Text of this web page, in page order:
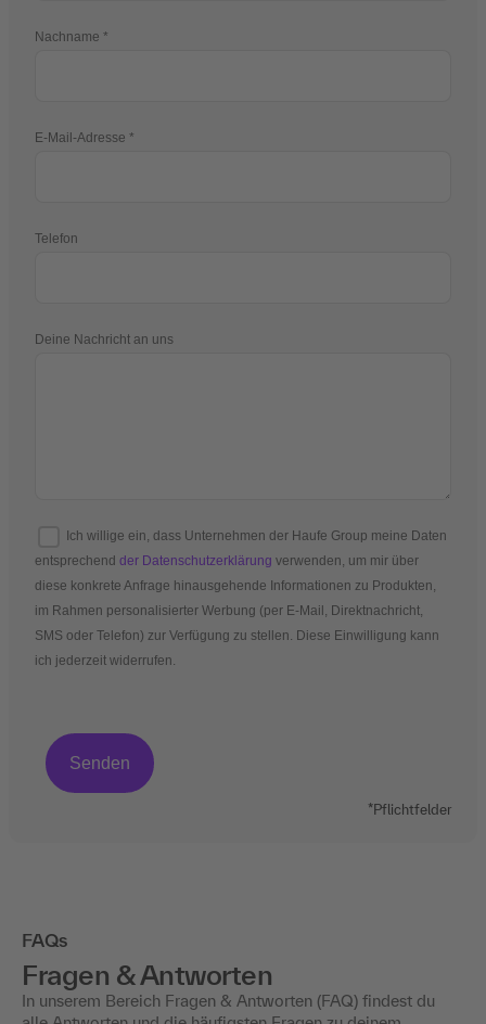
Nachname
E-Mail-Adresse
Telefon
Deine Nachricht an uns
Ich willige ein, dass Unternehmen der Haufe Group meine Daten
entsprechend der Datenschutzerklärung verwenden, um mir über
diese konkrete Anfrage hinausgehende Informationen zu Produkten,
im Rahmen personalisierter Werbung (per E-Mail, Direktnachricht,
SMS oder Telefon) zur Verfügung zu stellen. Diese Einwilligung kann
ich jederzeit widerrufen.
*Pflichtfelder
FAQs
Fragen & Antworten
In unserem Bereich Fragen & Antworten (FAQ) findest du